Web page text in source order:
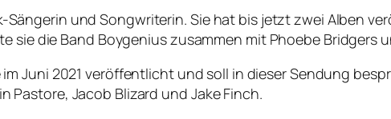
und Songwriterin. Sie hat bis jetzt zwei Alben
sie die Band Boygenius zusammen mit Phoebe Bridgers
im Juni 2021 veröffentlicht und soll in dieser Sendung
Pastore, Jacob Blizard und Jake Finch.